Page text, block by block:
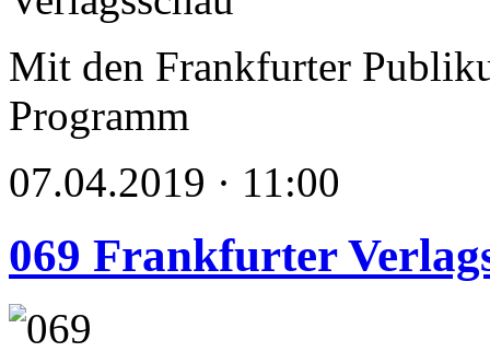
Mit den Frankfurter
Programm
07.04.2019 · 11:00
069 Frankfurter